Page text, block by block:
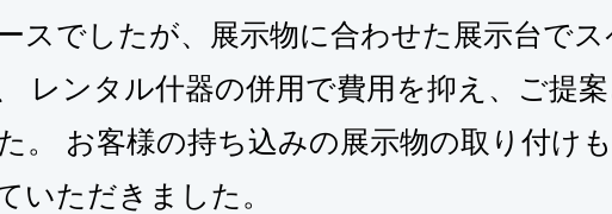
スでしたが、展示物に合わせた展示台でス
レンタル什器の併用で費用を抑え、ご提
。 お客様の持ち込みの展示物の取り付け
いただきました。